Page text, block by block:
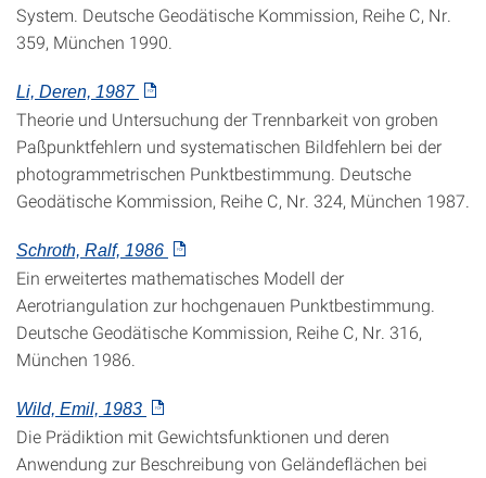
System. Deutsche Geodätische Kommission, Reihe C, Nr.
359, München 1990.
Li, Deren, 1987
Theorie und Untersuchung der Trennbarkeit von groben
Paßpunktfehlern und systematischen Bildfehlern bei der
photogrammetrischen Punktbestimmung. Deutsche
Geodätische Kommission, Reihe C, Nr. 324, München 1987.
Schroth, Ralf, 1986
Ein erweitertes mathematisches Modell der
Aerotriangulation zur hochgenauen Punktbestimmung.
Deutsche Geodätische Kommission, Reihe C, Nr. 316,
München 1986.
Wild, Emil, 1983
Die Prädiktion mit Gewichtsfunktionen und deren
Anwendung zur Beschreibung von Geländeflächen bei